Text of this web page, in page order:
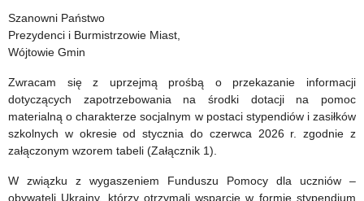
Szanowni Państwo
Prezydenci i Burmistrzowie Miast,
Wójtowie Gmin
Zwracam się z uprzejmą prośbą o przekazanie informacji
dotyczących zapotrzebowania na środki dotacji na pomoc
materialną o charakterze socjalnym w postaci stypendiów i zasiłków
szkolnych w okresie od stycznia do czerwca 2026 r. zgodnie z
załączonym wzorem tabeli (Załącznik 1).
W związku z wygaszeniem Funduszu Pomocy dla uczniów –
obywateli Ukrainy, którzy otrzymali wsparcie w formie stypendium
Funduszu
Pomocy
rok
2026
Ukrainy
–
na
okres
od
1